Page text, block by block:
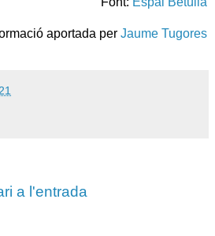
aportada per Jaume Tugores
a l'entrada